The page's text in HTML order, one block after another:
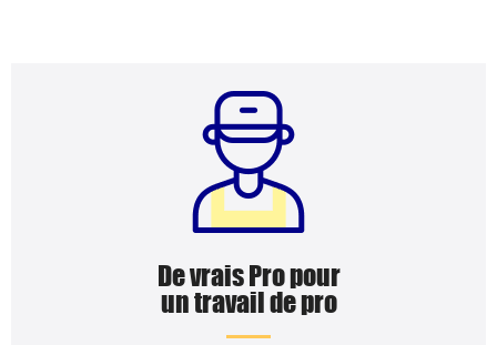
De vrais Pro pour
un travail de pro